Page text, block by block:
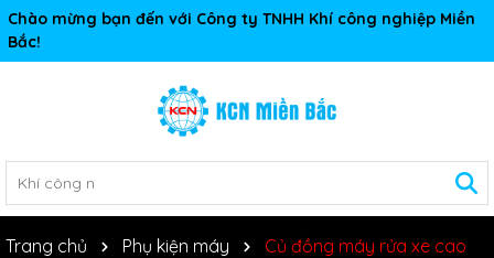
Chào mừng bạn đến với Công ty TNHH Khí công nghiệp Miền
Bắc!
Trang chủ Phụ kiện máy
Củ đồng máy rửa xe cao